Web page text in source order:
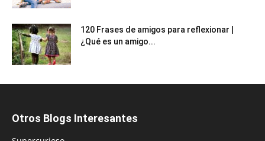
120 Frases de amigos para reflexionar |
¿Qué es un amigo...
Otros Blogs Interesantes